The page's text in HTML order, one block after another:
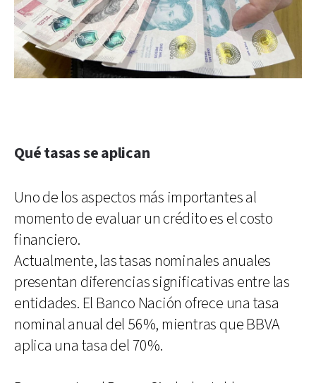
Qué tasas se aplican
Uno de los aspectos más importantes al
momento de evaluar un crédito es el costo
financiero.
Actualmente, las tasas nominales anuales
presentan diferencias significativas entre las
entidades. El Banco Nación ofrece una tasa
nominal anual del 56%, mientras que BBVA
aplica una tasa del 70%.